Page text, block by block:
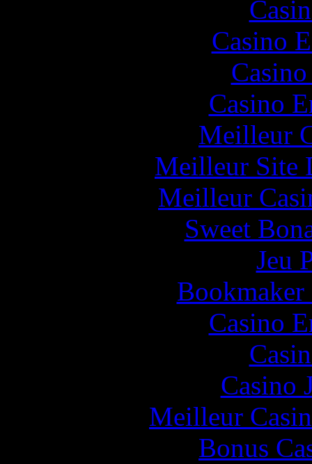
Casino
Casino
Meilleur
Meilleur Site
Meilleur
Sweet
Jeu
Casino
Casino
Meilleur
Bonus